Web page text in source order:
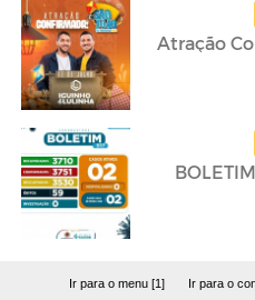
Atração
Ir para o menu [1] Ir para o